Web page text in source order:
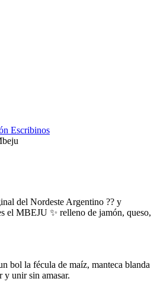
Escribinos
del Nordeste Argentino ?? y
el MBEJU ✨ relleno de jamón, queso,
bol la fécula de maíz, manteca blanda
y unir sin amasar.